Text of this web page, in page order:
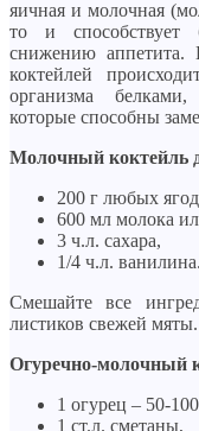
яичная и молочная
то и
снижению аппетита.
коктейлей
организма
которые способны
Молочный коктейль
200 г любых
600 мл молока
3 ч.л. сахара,
1/4 ч.л. ванилина.
Смешайте все
листиков свежей
Огуречно-молочный
1 огурец – 50-100
1 ст.л. сметаны,